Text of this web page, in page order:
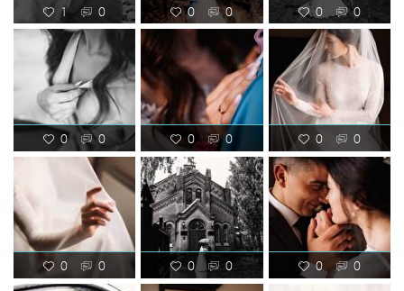
1 0 0 0 0 0
0 0 0 0 0 0
0 0 0 0 0 0